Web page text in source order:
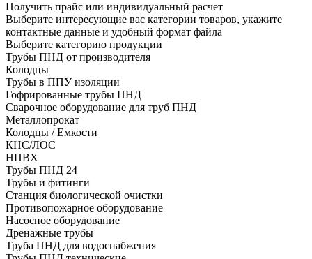
Получить прайс или индивидуальный расчет
Выберите интересующие вас категории товаров, укажите
контактные данные и удобный формат файла
Выберите категорию продукции
Трубы ПНД от производителя
Колодцы
Трубы в ППУ изоляции
Гофрированные трубы ПНД
Сварочное оборудование для труб ПНД
Металлопрокат
Колодцы / Емкости
КНС/ЛОС
НПВХ
Трубы ПНД 24
Трубы и фитинги
Cтанция биологической очистки
Противопожарное оборудование
Насосное оборудование
Дренажные трубы
Труба ПНД для водоснабжения